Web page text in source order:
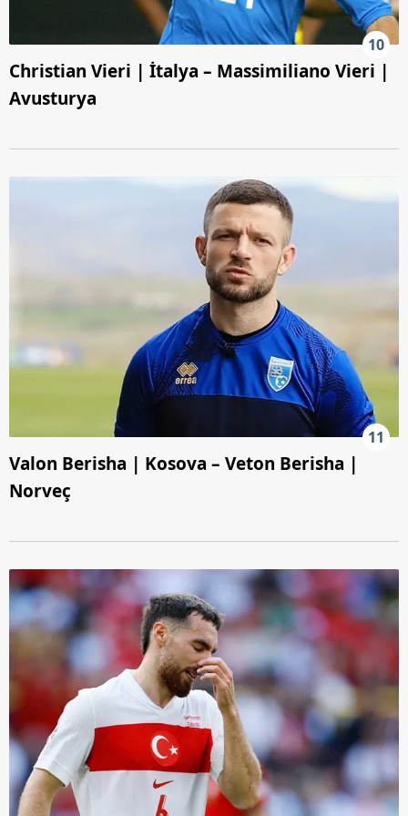
10
Christian Vieri | İtalya – Massimiliano Vieri |
Avusturya
11
Valon Berisha | Kosova – Veton Berisha |
Norveç